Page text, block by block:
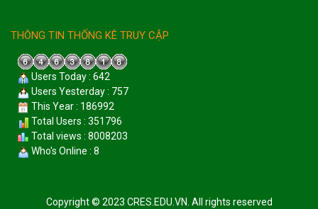
THÔNG TIN THỐNG KÊ TRUY CẬP
Users Today : 642
Users Yesterday : 757
This Year : 186992
Total Users : 351796
Total views : 8008203
Who's Online : 8
Copyright © 2023 CRES.EDU.VN. All rights reserved